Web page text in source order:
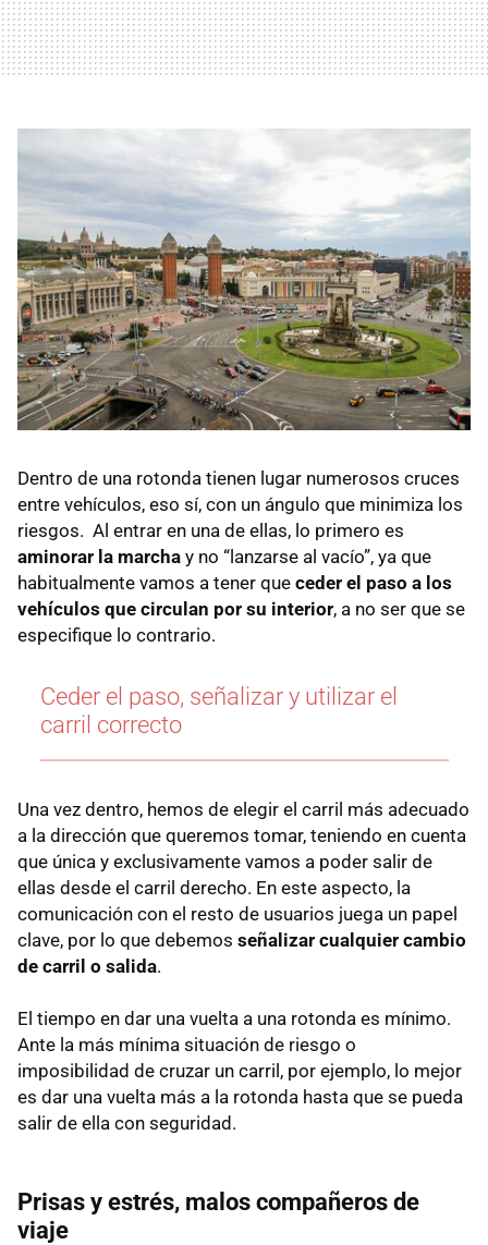
Dentro de una rotonda tienen lugar numerosos cruces
entre vehículos, eso sí, con un ángulo que minimiza los
riesgos. Al entrar en una de ellas, lo primero es
aminorar la marcha y no “lanzarse al vacío”, ya que
habitualmente vamos a tener que ceder el paso a los
vehículos que circulan por su interior, a no ser que se
especifique lo contrario.
Ceder el paso, señalizar y utilizar el
carril correcto
Una vez dentro, hemos de elegir el carril más adecuado
a la dirección que queremos tomar, teniendo en cuenta
que única y exclusivamente vamos a poder salir de
ellas desde el carril derecho. En este aspecto, la
comunicación con el resto de usuarios juega un papel
clave, por lo que debemos señalizar cualquier cambio
de carril o salida.
El tiempo en dar una vuelta a una rotonda es mínimo.
Ante la más mínima situación de riesgo o
imposibilidad de cruzar un carril, por ejemplo, lo mejor
es dar una vuelta más a la rotonda hasta que se pueda
salir de ella con seguridad.
Prisas y estrés, malos compañeros de
viaje